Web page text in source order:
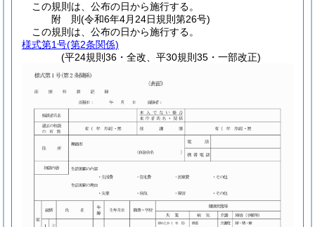
この規則は、公布の日から施行する。
附 則(令和6年4月24日規則第26号)
この規則は、公布の日から施行する。
様式第1号(第2条関係)
(平24規則36・全改、平30規則35・一部改正)